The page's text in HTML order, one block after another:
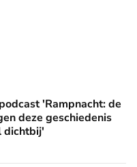
de Titanic': 'We
'Rampnacht: de
deze geschiedenis
dichtbij'